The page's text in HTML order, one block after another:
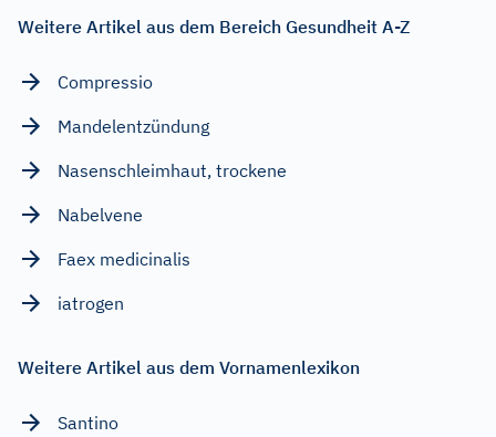
Weitere Artikel aus dem Bereich Gesundheit A-Z
Compressio
Mandelentzündung
Nasenschleimhaut, trockene
Nabelvene
Faex medicinalis
iatrogen
Weitere Artikel aus dem Vornamenlexikon
Santino